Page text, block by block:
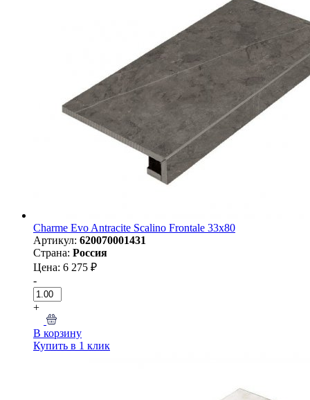
Charme Evo Antracite Scalino Frontale 33х80
Артикул: 620070001431
Страна: Россия
Цена: 6 275 ₽
-
+
В корзину
Купить в 1 клик